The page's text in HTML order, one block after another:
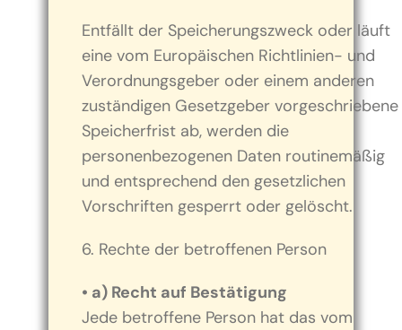
Entfällt der Speicherungszweck oder läuft
eine vom Europäischen Richtlinien- und
Verordnungsgeber oder einem anderen
zuständigen Gesetzgeber vorgeschriebene
Speicherfrist ab, werden die
personenbezogenen Daten routinemäßig
und entsprechend den gesetzlichen
Vorschriften gesperrt oder gelöscht.
6. Rechte der betroffenen Person
• a) Recht auf Bestätigung
Jede betroffene Person hat das vom